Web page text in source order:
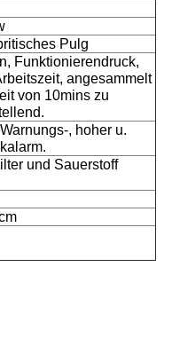
Pulg
Funktionierendruck,
angesammelt
von 10mins zu
, hoher u.
und Sauerstoff